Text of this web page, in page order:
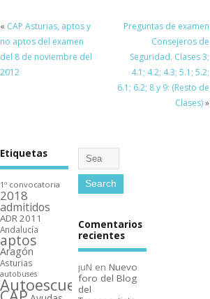
« CAP Asturias, aptos y
no aptos del examen
del 8 de noviembre del
2012
Preguntas de examen
Consejeros de
Seguridad. Clases 3;
4.1; 4.2; 4.3; 5.1; 5.2;
6.1; 6.2; 8 y 9: (Resto de
Clases)»
Etiquetas
1º convocatoria
2018
admitidos
ADR 2011
Andalucí­a
aptos
Aragón
Asturias
autobuses
Autoescuelas
Comentarios
recientes
juN en Nuevo
foro del Blog
del